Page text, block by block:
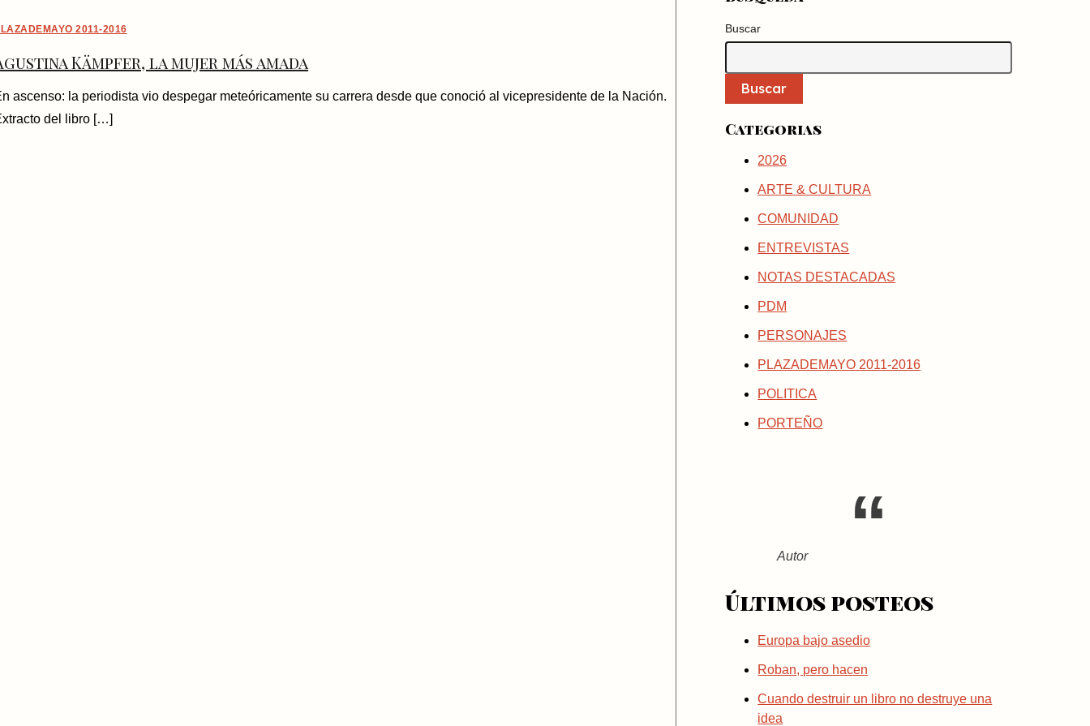
2011-2016
Kämpfer, la mujer más amada
ascenso: la periodista vio despegar meteóricamente su carrera desde que conoció al vicepresidente de la Nación.
del libro […]
Buscar
Buscar
Categorias
2026
ARTE & CULTURA
COMUNIDAD
ENTREVISTAS
NOTAS DESTACADAS
PDM
PERSONAJES
PLAZADEMAYO 2011-2016
POLITICA
PORTEÑO
Autor
Últimos posteos
Europa bajo asedio
Roban, pero hacen
Cuando destruir un libro no destruye una
idea